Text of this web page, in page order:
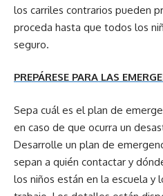
los carriles contrarios pueden
proceda hasta que todos los
seguro.
PREPÁRESE PARA LAS
Sepa cuál es el plan de
en caso de que ocurra un
Desarrolle un plan de
sepan a quién contactar y
los niños están en la escuela y